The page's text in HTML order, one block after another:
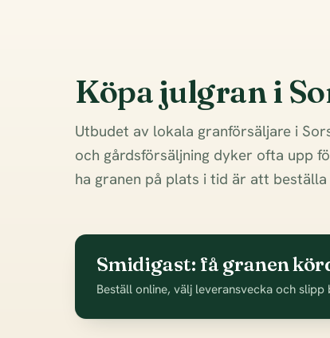
Köpa julgran i
Utbudet av lokala granförsäljare i
och gårdsförsäljning dyker ofta upp
ha granen på plats i tid är att
Smidigast: få granen
Beställ online, välj leveransvecka och